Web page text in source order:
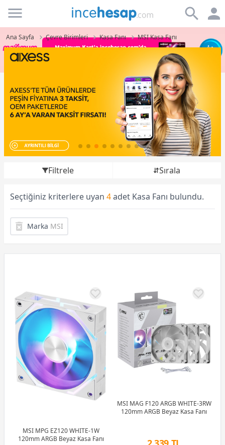
Incehesap
Ana Sayfa Çevre Birimleri Kasa Fanı MSI Kasa Fanı
Filtrele Sırala
Seçtiğiniz kriterlere uyan 4adet Kasa Fanı bulundu.
Marka MSI
MSI MPG EZ120 WHITE-1W
120mm ARGB Beyaz Kasa Fanı
MSI MAG F120 ARGB WHITE-3RW
120mm ARGB Beyaz Kasa Fanı